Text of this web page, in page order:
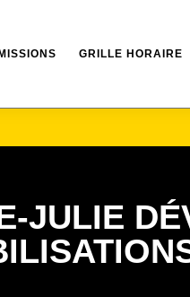
GRILLE HORAIRE
JULIE